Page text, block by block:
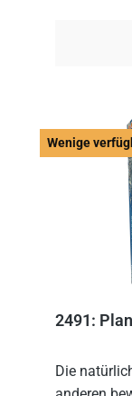
Wenige
2491:
Die